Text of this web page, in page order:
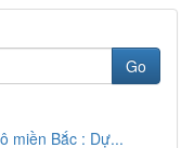
Go
miền Bắc : Dự...